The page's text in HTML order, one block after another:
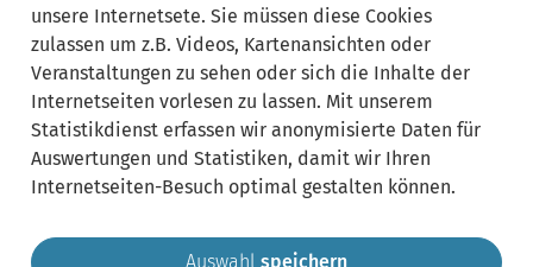
E-Mail:
muerl@krailling.de
Zu finden in:
Zimmer: O.01
Leistungen:
unsere Internetsete. Sie müssen diese Cookies
zulassen um z.B. Videos, Kartenansichten oder
Veranstaltungen zu sehen oder sich die Inhalte der
Internetseiten vorlesen zu lassen. Mit unserem
Statistikdienst erfassen wir anonymisierte Daten für
Auswertungen und Statistiken, damit wir Ihren
Internetseiten-Besuch optimal gestalten können.
Auswahl speichern